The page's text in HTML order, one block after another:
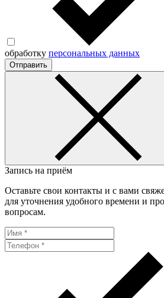
обработку персональных данных
Отправить
Запись на приём
Оставьте свои контакты и с вами
для уточнения удобного времени и
вопросам.